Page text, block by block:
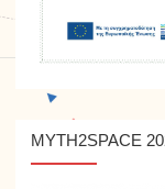
MYTH2SPACE